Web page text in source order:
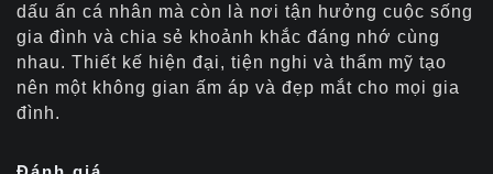
dấu ấn cá nhân mà còn là nơi tận hưởng cuộc sống
gia đình và chia sẻ khoảnh khắc đáng nhớ cùng
nhau. Thiết kế hiện đại, tiện nghi và thẩm mỹ tạo
nên một không gian ấm áp và đẹp mắt cho mọi gia
đình.